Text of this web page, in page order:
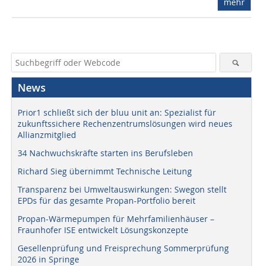
mehr
News
Prior1 schließt sich der bluu unit an: Spezialist für
zukunftssichere Rechenzentrumslösungen wird neues
Allianzmitglied
34 Nachwuchskräfte starten ins Berufsleben
Richard Sieg übernimmt Technische Leitung
Transparenz bei Umweltauswirkungen: Swegon stellt
EPDs für das gesamte Propan-Portfolio bereit
Propan-Wärmepumpen für Mehrfamilienhäuser –
Fraunhofer ISE entwickelt Lösungskonzepte
Gesellenprüfung und Freisprechung Sommerprüfung
2026 in Springe